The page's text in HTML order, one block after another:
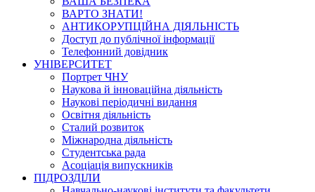
ВАРТО ЗНАТИ!
АНТИКОРУПЦІЙНА ДІЯЛЬНІСТЬ
Доступ до публічної інформації
Телефонний довідник
УНІВЕРСИТЕТ
Портрет ЧНУ
Наукова й інноваційна діяльність
Наукові періодичні видання
Освітня діяльність
Сталий розвиток
Міжнародна діяльність
Студентська рада
Асоціація випускників
ПІДРОЗДІЛИ